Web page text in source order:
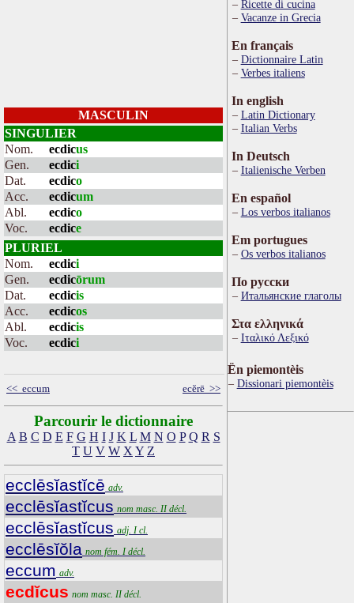
MASCULIN
SINGULIER
Nom.
ecdicus
Gen.
ecdici
Dat.
ecdico
Acc.
ecdicum
Abl.
ecdico
Voc.
ecdice
PLURIEL
Nom.
ecdici
Gen.
ecdicōrum
Dat.
ecdicis
Acc.
ecdicos
Abl.
ecdicis
Voc.
ecdici
<< eccum ecĕrē >>
Parcourir le dictionnaire
A B C D E F G H I J K L M N O P Q R S
T U V W X Y Z
ecclēsĭastĭcē adv.
ecclēsĭastĭcus nom masc. II décl.
ecclēsĭastĭcus adj. I cl.
ecclēsĭŏla nom fém. I décl.
eccum adv.
ecdĭcus nom masc. II décl.
Ricette di cucina
Vacanze in Grecia
En français
Dictionnaire Latin
Verbes italiens
In english
Latin Dictionary
Italian Verbs
In Deutsch
Italienische Verben
En español
Los verbos italianos
Em portugues
Os verbos italianos
По русски
Итальянские глаголы
Στα ελληνικά
Ιταλικό Λεξικό
Ën piemontèis
Dissionari piemontèis